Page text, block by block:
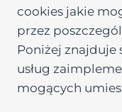
cookies jakie
przez
Poniżej znajduje
usług
mogących